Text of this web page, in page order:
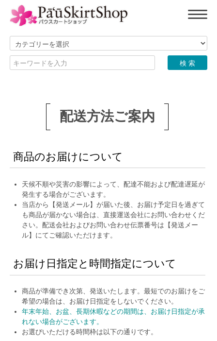
配送方法ご案内
商品のお届けについて
天候不順や災害の影響によって、配達不能および配達遅延が
発生する場合がございます。
当店から【発送メール】が届いた後、お届け予定日を過ぎて
も商品が届かない場合は、直接運送会社にお問い合わせくだ
さい。配送会社およびお問い合わせ伝票番号は【発送メー
ル】にてご確認いただけます。
お届け日指定と時間指定について
商品が準備でき次第、発送いたします。最短でのお届けをご
希望の場合は、お届け日指定をしないでください。
年末年始、お盆、長期休暇などの期間は、お届け日指定が承
れない場合がございます。
お選びいただける時間枠は以下の通りです。